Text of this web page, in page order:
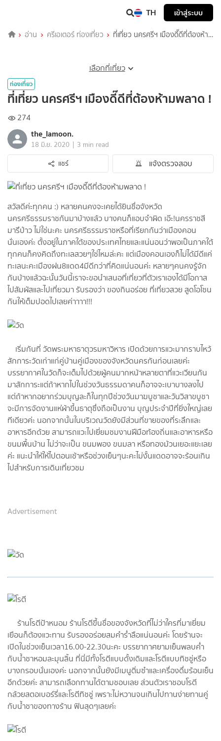
TH เข้าสู่ระบบ
อ่าน ครีเอเตอร์ ท่องเที่ยว
ที่เที่ยว นครศรีฯ เมืองดี๊ดีที่ต้องห้าม
เลือกที่เที่ยว
ท่องเที่ยว
ที่เที่ยว นครศรีฯ เมืองดี๊ดีที่ต้องห้ามพลาด !
274
the_lamoon.
18 มิ.ย. 2020 | 3 min read
แชร์
แจ้งตรวจสอบ
สวัสดีค่ะทุกคน :) หลายคนคงจะเคยได้ยินชื่อจังหวัด
นครศรีธรรมราชกันมาบ้างแล้ว บางคนก็แอบจำผิด เอ๊ะ!นครราชสี
มารึป่าว ไม่ใช่นะคะ นครศรีธรรมราชหรือที่เรียกกันว่าเมืองคอน
นั่นเองค่ะ ตั้งอยู่ในภาคใต้ของประเทศไทยและแน่นอนว่าพอเป็นภาคใต้
ทุกคนก็คงคิดถึงทะเลสวยๆใช่ไหมล่ะคะ แต่เมืองคอนเองก็ไม่ได้มีดีแค่
ทะเลนะคะเมืองฝน8แดด4มีดีกว่าที่คิดแน่นอนค่ะ หลายๆคนคงรู้จัก
กันบ้างแล้วฉะนั้นวันนี้เราจะขอนำเสนอที่เที่ยวที่ตัวเราเองได้มีโอกาส
ไปสัมผัสและไปเที่ยวมา รับรองว่า ของกินอร่อย ที่เที่ยวสวย สูดโอโซน
กันให้เต็มปอดไปเลยค่าาาา!!!
เริ่มกันที่ วัดพระมหาธาตุวรมหาวิหาร เปิดด้วยการแวะมากราบไหว้
สักการะวัดเก่าแก่คู่บ้านคู่เมืองของจังหวัดนครกันก่อนเลยค่ะ
บรรยากาศในวัดก็จะเต็มไปด้วยผู้คนมากหน้าหลายตาที่แวะเวียนกัน
มาสักการะแต่ถ้าหากไปในช่วงวันธรรมดาคนก็อาจจะเบาบางลงไป
แต่ถ้าหากอยากร่วมบุญละก็ในทุกปีช่วงวันมาฆบูชาและวันวิสาขบูชา
จะมีการจัดงานแห่ผ้าขึ้นธาตุซึ่งถือเป็นงาน บุญประจำปีที่ยิ่งใหญ่เลย
ทีเดียวค่ะ นอกจากนั้นในบริเวณวัดยังมีส่วนที่ขายของที่ระลึกและ
อาหารอีกด้วย สามารถแวะไปเยี่ยมชมงานฝีมือท้องถิ่นและอาหารหรือ
ขนมพื้นบ้าน ไม่ว่าจะเป็น ขนมพอง ขนมลา หรือทองม้วนเยอะแยะเลย
ค่ะ แนะนำให้ให้ไปตอนเช้าหรือช่วงเย็นๆนะคะไม่งั้นแดดอาจจะร้อนเกิน
ไปสำหรับการเดินเที่ยวชม
Advertisement
ร้านโรตีป้าหนอม ร้านโรตีขึ้นชื่อของจังหวัดที่ไม่ว่าใครที่มาเยี่ยม
เยือนก็ต้องแวะทาน รับรองอร่อยสมคำร่ำลือแน่นอนค่ะ โดยร้านจะ
เปิดในช่วงเย็นเวลา16.00-22.30นะคะ บรรยากาศยามเย็นพลบค่ำ
กับน้ำชาหอมละมุนลิ้น ที่นี่มีทั้งโรตีแบบดั้งเดิมและโรตีแบบทิชชู่หรือ
บางกรอบนั่นเองค่ะ นอกจากนั้นยังมีเมนูติ่มซำและเครื่องดื่มร้อนเย็น
อีกด้วยค่ะ สามารถเลือกทานได้ตามชอบเลย ส่วนตัวเราชอบโรตี
กล้วยสตอเบอร์รี่และโรตีทิชชู่ เพราะไม่หวานจนเกินไปทานง่ายทานคู่
กับน้ำชาของทางร้าน ฟินสุดๆเลยค่ะ